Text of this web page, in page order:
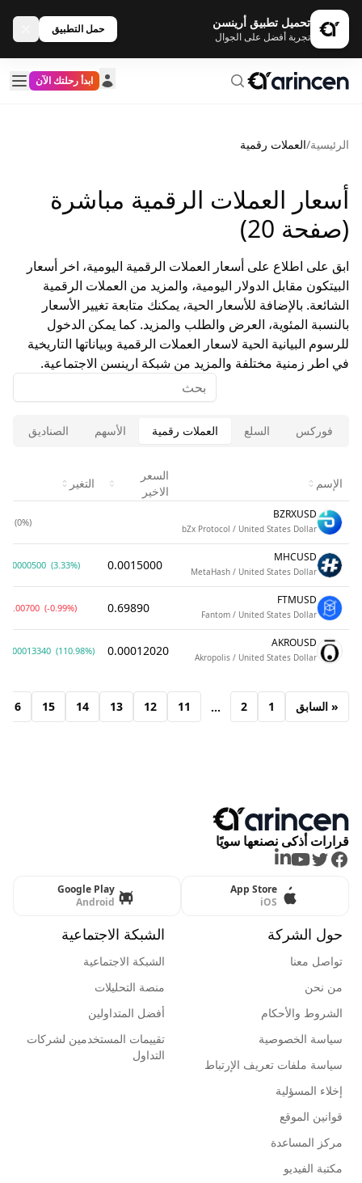
تحميل تطبيق أرينسن
تجربة أفضل على الجوال
حمل التطبيق
ابدأ رحلتك الآن
الرئيسية/العملات رقمية
أسعار العملات الرقمية مباشرة
(صفحة 20)
ابق على اطلاع على أسعار العملات الرقمية اليومية، اخر أسعار
البيتكون مقابل الدولار اليومية، والمزيد من العملات الرقمية
الشائعة. بالإضافة للأسعار الحية، يمكنك متابعة تغيير الأسعار
بالنسبة المئوية، العرض والطلب والمزيد. كما يمكن الدخول
للرسوم البيانية الحية لاسعار العملات الرقمية وبياناتها التاريخية
في اطر زمنية مختلفة والمزيد من شبكة ارينسن الاجتماعية.
فوركس السلع العملات رقمية الأسهم الصناديق
الإسم
السعر
الاخير
التغير
BZRXUSD
bZx Protocol / United States Dollar
(0%)
MHCUSD
MetaHash / United States Dollar
0.0015000
0.0000500 (3.33%)
FTMUSD
Fantom / United States Dollar
0.69890
-0.00700 (-0.99%)
AKROUSD
Akropolis / United States Dollar
0.00012020
0.00013340 (110.98%)
« السابق 1
2
...
11
12
13
14
15
16
قرارات أذكى نصنعها سويًا
Facebook
Twitter
Youtube
LinkedIn
App Store
iOS
Google Play
Android
حول الشركة
تواصل معنا
من نحن
الشروط والأحكام
سياسة الخصوصية
سياسة ملفات تعريف الإرتباط
إخلاء المسؤلية
قوانين الموقع
مركز المساعدة
مكتبة الفيديو
الشبكة الاجتماعية
الشبكة الاجتماعية
منصة التحليلات
أفضل المتداولين
تقييمات المستخدمين لشركات
التداول